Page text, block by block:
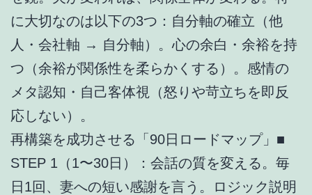
に大切なのは以下の3つ：自分軸の確立（他
人・会社軸 → 自分軸）。心の余白・余裕を持
つ（余裕が関係性を柔らかくする）。感情の
メタ認知・自己客体視（怒りや苛立ちを即反
応しない）。
再構築を成功させる「90日ロードマップ」■
STEP 1（1〜30日）：会話の質を変える。毎
日1回、妻への短い感謝を言う。ロジック説明